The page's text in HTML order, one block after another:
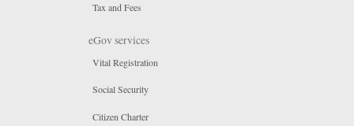
Tax and Fees
eGov services
Vital Registration
Social Security
Citizen Charter